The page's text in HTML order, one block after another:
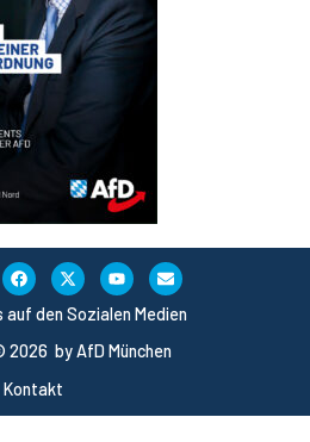
2026 by AfD München
Kontakt
auf den Sozialen Medien